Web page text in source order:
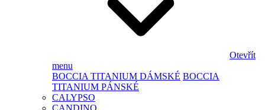
Otevřít
menu
BOCCIA TITANIUM DÁMSKÉ BOCCIA
TITANIUM PÁNSKÉ
CALYPSO
CANDINO